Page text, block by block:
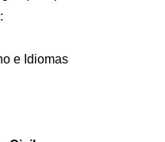
e Idiomas